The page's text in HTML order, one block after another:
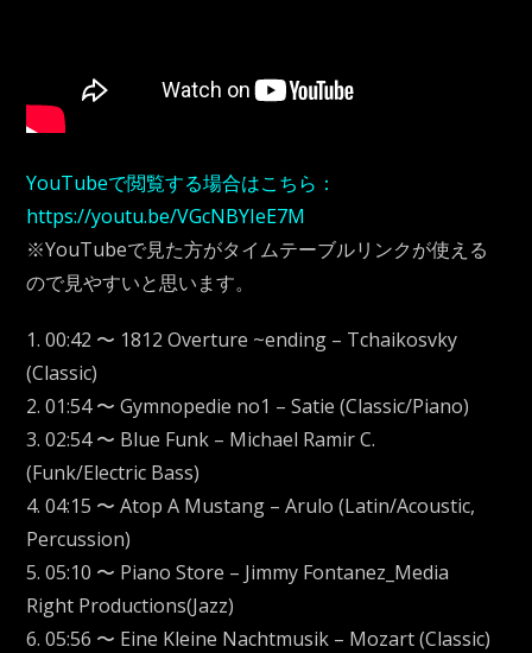
YouTubeで閲覧する場合はこちら：
https://youtu.be/VGcNBYIeE7M
※YouTubeで見た方がタイムテーブルリンクが使える
ので見やすいと思います。
1. 00:42 〜 1812 Overture ~ending – Tchaikosvky
(Classic)
2. 01:54 〜 Gymnopedie no1 – Satie (Classic/Piano)
3. 02:54 〜 Blue Funk – Michael Ramir C.
(Funk/Electric Bass)
4. 04:15 〜 Atop A Mustang – Arulo (Latin/Acoustic,
Percussion)
5. 05:10 〜 Piano Store – Jimmy Fontanez_Media
Right Productions(Jazz)
6. 05:56 〜 Eine Kleine Nachtmusik – Mozart (Classic)